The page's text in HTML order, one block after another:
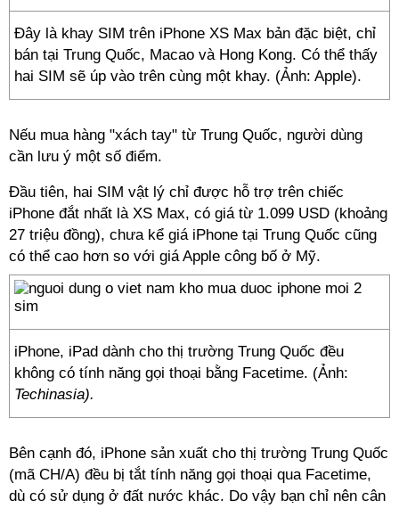
Đây là khay SIM trên iPhone XS Max bản đặc biệt, chỉ
bán tại Trung Quốc, Macao và Hong Kong. Có thể thấy
hai SIM sẽ úp vào trên cùng một khay. (Ảnh: Apple).
Nếu mua hàng "xách tay" từ Trung Quốc, người dùng
cần lưu ý một số điểm.
Đầu tiên, hai SIM vật lý chỉ được hỗ trợ trên chiếc
iPhone đắt nhất là XS Max, có giá từ 1.099 USD (khoảng
27 triệu đồng), chưa kể giá iPhone tại Trung Quốc cũng
có thể cao hơn so với giá Apple công bố ở Mỹ.
iPhone, iPad dành cho thị trường Trung Quốc đều
không có tính năng gọi thoại bằng Facetime. (Ảnh:
Techinasia).
Bên cạnh đó, iPhone sản xuất cho thị trường Trung Quốc
(mã CH/A) đều bị tắt tính năng gọi thoại qua Facetime,
dù có sử dụng ở đất nước khác. Do vậy bạn chỉ nên cân